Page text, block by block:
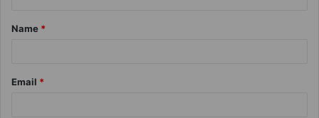
Name *
Email *